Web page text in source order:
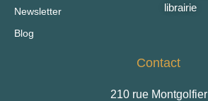
Newsletter
Blog
librairie
Contact
210 rue Montgolfier